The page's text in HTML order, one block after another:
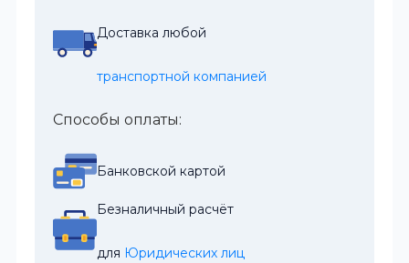
Доставка любой
транспортной компанией
Способы оплаты:
Банковской картой
Безналичный расчёт
для Юридических лиц